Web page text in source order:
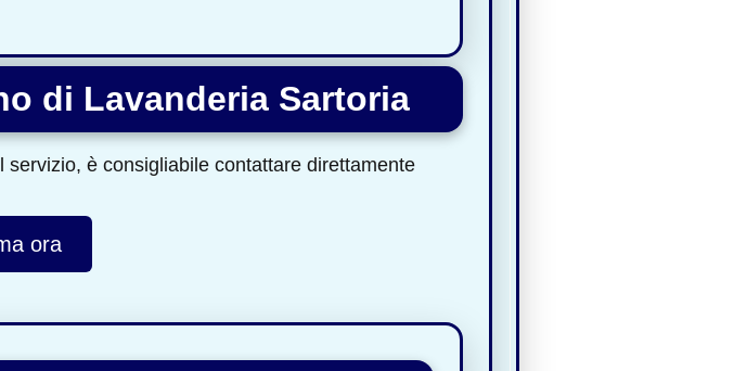
di Lavanderia Sartoria
è consigliabile contattare direttamente
ora